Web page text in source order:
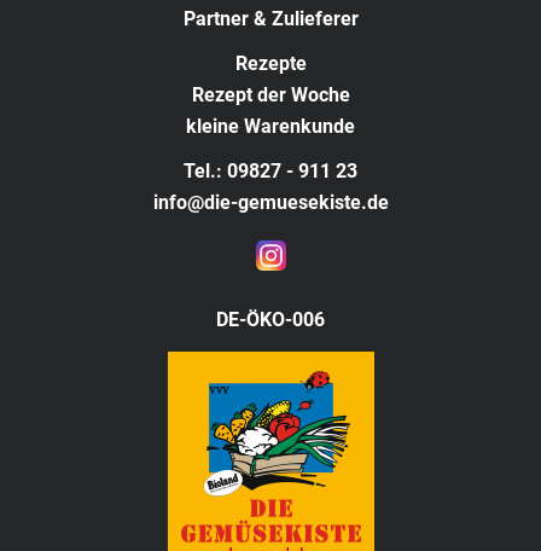
Partner & Zulieferer
Rezepte
Rezept der Woche
kleine Warenkunde
Tel.: 09827 - 911 23
info@die-gemuesekiste.de
DE-ÖKO-006